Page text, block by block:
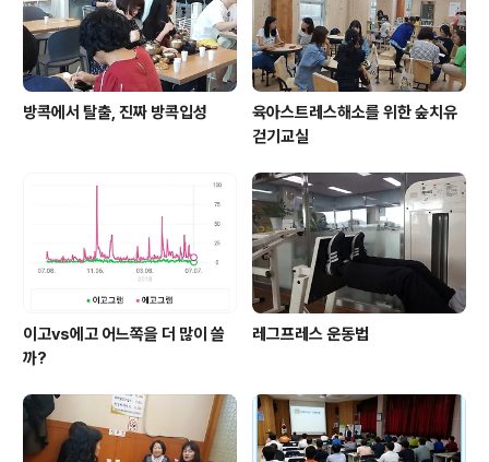
방콕에서 탈출, 진짜 방콕입성
육아스트레스해소를 위한 숲치유
걷기교실
이고vs에고 어느쪽을 더 많이 쓸
까?
레그프레스 운동법